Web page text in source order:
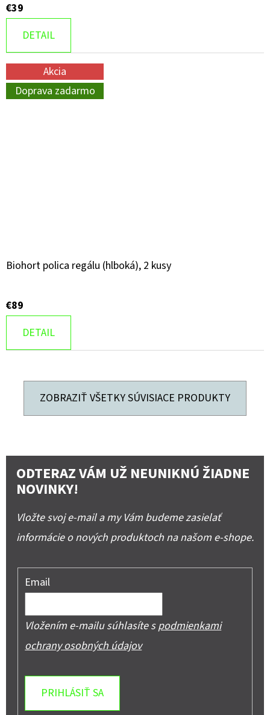
€39
DETAIL
Akcia
Doprava zadarmo
Biohort polica regálu (hlboká), 2 kusy
€89
DETAIL
ZOBRAZIŤ VŠETKY SÚVISIACE PRODUKTY
ODTERAZ VÁM UŽ NEUNIKNÚ ŽIADNE
NOVINKY!
Vložte svoj e-mail a my Vám budeme zasielať
informácie o nových produktoch na našom e-shope.
Email
Vložením e-mailu súhlasíte spodmienkami
ochrany osobných údajov
PRIHLÁSIŤ SA